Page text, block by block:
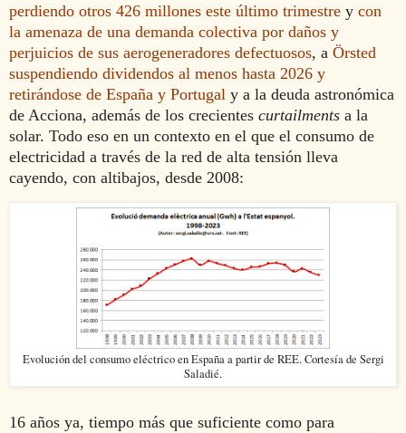
perdiendo otros 426 millones este último trimestre y con
la amenaza de una demanda colectiva por daños y
perjuicios de sus aerogeneradores defectuosos, a Örsted
suspendiendo dividendos al menos hasta 2026 y
retirándose de España y Portugal y a la deuda astronómica
de Acciona, además de los crecientes curtailments a la
solar. Todo eso en un contexto en el que el consumo de
electricidad a través de la red de alta tensión lleva
cayendo, con altibajos, desde 2008:
Evolución del consumo eléctrico en España a partir de REE. Cortesía de Sergi
Saladié.
16 años ya, tiempo más que suficiente como para